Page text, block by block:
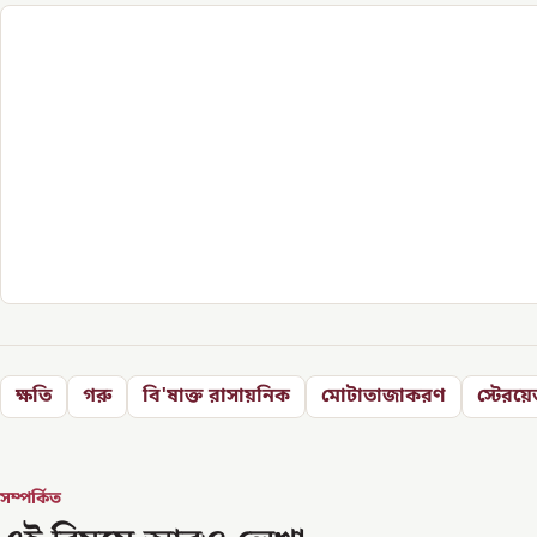
ক্ষতি গরু বি'ষাক্ত রাসায়নিক মোটাতাজাকরণ
সম্পর্কিত